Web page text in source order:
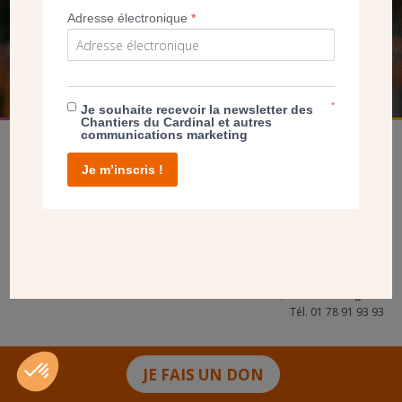
JE FAIS UN DON
FAIRE UN DON
Tél. 01 78 91 93 93
Adresse électronique*
Je souhaite recevoir la newsletter des
Chantiers du Cardinal et autres
communications marketing
*
Je m’inscris !